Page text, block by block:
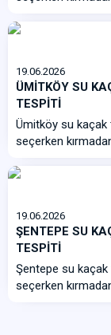
kontr...
19.06.2026
ÜMİTKÖY SU
TESPİTİ
Ümitköy su kaçak
seçerken
19.06.2026
ŞENTEPE SU
TESPİTİ
Şentepe su
seçerken